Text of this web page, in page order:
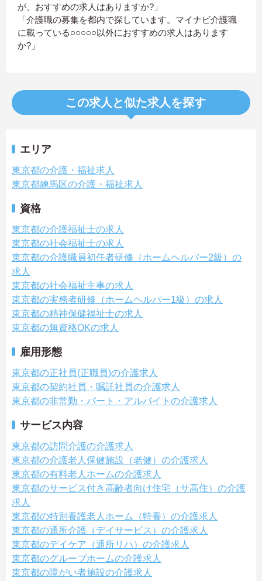
が、おすすめの求人はありますか?」
「介護職の募集を都内で探しています。マイナビ介護職
に載っている○○○○○以外におすすめの求人はあります
か?」
この求人と似た求人を探す
エリア
東京都の介護・福祉求人
東京都練馬区の介護・福祉求人
資格
東京都の介護福祉士の求人
東京都の社会福祉士の求人
東京都の介護職員初任者研修（ホームヘルパー2級）の
求人
東京都の社会福祉主事の求人
東京都の実務者研修（ホームヘルパー1級）の求人
東京都の精神保健福祉士の求人
東京都の無資格OKの求人
雇用形態
東京都の正社員(正職員)の介護求人
東京都の契約社員・嘱託社員の介護求人
東京都の非常勤・パート・アルバイトの介護求人
サービス内容
東京都の訪問介護の介護求人
東京都の介護老人保健施設（老健）の介護求人
東京都の有料老人ホームの介護求人
東京都のサービス付き高齢者向け住宅（サ高住）の介護
求人
東京都の特別養護老人ホーム（特養）の介護求人
東京都の通所介護（デイサービス）の介護求人
東京都のデイケア（通所リハ）の介護求人
東京都のグループホームの介護求人
東京都の障がい者施設の介護求人